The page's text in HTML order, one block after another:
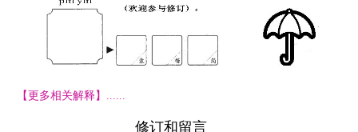
【更多相关解释】......